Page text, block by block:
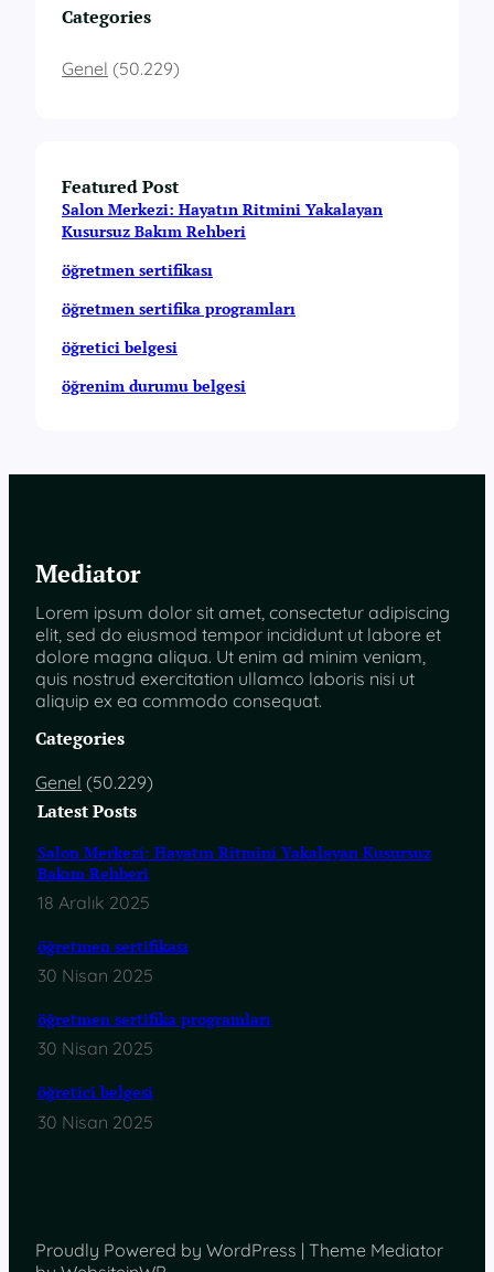
Categories
Genel (50.229)
Featured Post
Salon Merkezi: Hayatın Ritmini Yakalayan
Kusursuz Bakım Rehberi
öğretmen sertifikası
öğretmen sertifika programları
öğretici belgesi
öğrenim durumu belgesi
Mediator
Lorem ipsum dolor sit amet, consectetur adipiscing
elit, sed do eiusmod tempor incididunt ut labore et
dolore magna aliqua. Ut enim ad minim veniam,
quis nostrud exercitation ullamco laboris nisi ut
aliquip ex ea commodo consequat.
Categories
Genel (50.229)
Latest Posts
Salon Merkezi: Hayatın Ritmini Yakalayan Kusursuz
Bakım Rehberi
18 Aralık 2025
öğretmen sertifikası
30 Nisan 2025
öğretmen sertifika programları
30 Nisan 2025
öğretici belgesi
30 Nisan 2025
Proudly Powered by WordPress | Theme Mediator